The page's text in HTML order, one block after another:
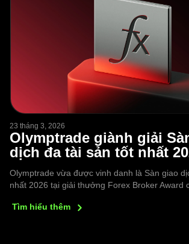
23 tháng 3, 2026
Olymptrade giành giải
dịch đa tài sản tốt nhất
Olymptrade vừa được vinh danh là Sàn giao
nhất 2026 tại giải thưởng Forex Broker Award
Tìm hiểu thêm